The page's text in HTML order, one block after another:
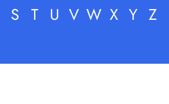
S T U V W X Y Z